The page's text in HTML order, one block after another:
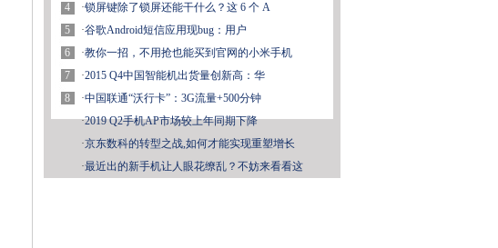
4
5
6
7
8
·锁屏键除了锁屏还能干什么？这 6 个 A
·谷歌Android短信应用现bug：用户
·教你一招，不用抢也能买到官网的小米手机
·2015 Q4中国智能机出货量创新高：华
·中国联通“沃行卡”：3G流量+500分钟
·2019 Q2手机AP市场较上年同期下降
·京东数科的转型之战,如何才能实现重塑增长
·最近出的新手机让人眼花缭乱？不妨来看看这